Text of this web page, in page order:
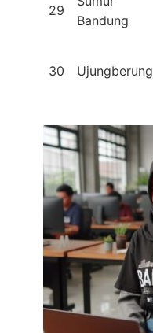
29
Bandung
30 Ujungberung